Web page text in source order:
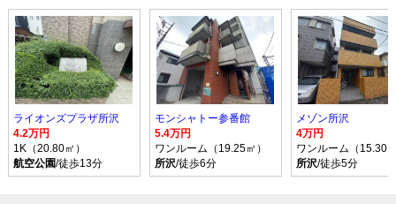
ライオンズプラザ所沢
4.2万円
1K（20.80㎡）
航空公園/徒歩13分
モンシャトー参番館
5.4万円
ワンルーム（19.25㎡）
所沢/徒歩6分
メゾン所沢
4万円
ワンルーム（15.30
所沢/徒歩5分